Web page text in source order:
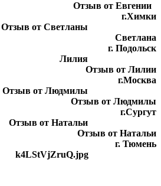
Отзыв от Евгении
г.Химки
Светлана
г. Подольск
Отзыв от Лилии
г.Москва
Отзыв от Людмилы
г.Сургут
Отзыв от Натальи
г. Тюмень